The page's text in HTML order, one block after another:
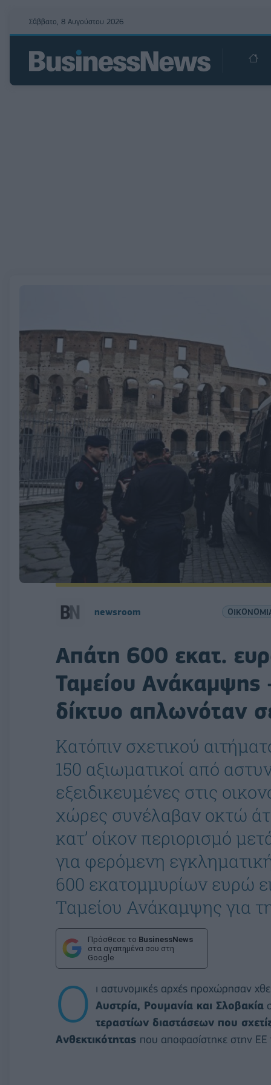
Σάββατο, 8 Αυγούστου 2026
newsroom
Απάτη 600 εκατ.
Ταμείου Ανάκαμψης
δίκτυο απλωνόταν
Κατόπιν σχετικού
150 αξιωματικοί από
εξειδικευμένες στις
χώρες συνέλαβαν οκτώ
κατ’ οίκον περιορισμό
για φερόμενη
600 εκατομμυρίων ευρώ
Ταμείου Ανάκαμψης για
Πρόσθεσε το BusinessNews
στα αγαπημένα σου στη
Google
Ο ι αστυνομικές αρχές προχώρησαν
Αυστρία, Ρουμανία και Σλοβακία
τεραστίων διαστάσεων που
Ανθεκτικότητας που αποφασίστηκε στην ΕΕ